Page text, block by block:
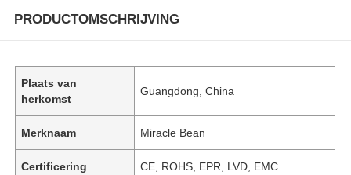
PRODUCTOMSCHRIJVING
Plaats van
herkomst
Guangdong, China
Merknaam Miracle Bean
Certificering CE, ROHS, EPR, LVD, EMC